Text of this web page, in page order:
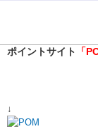
ポイントサイト 「
↓